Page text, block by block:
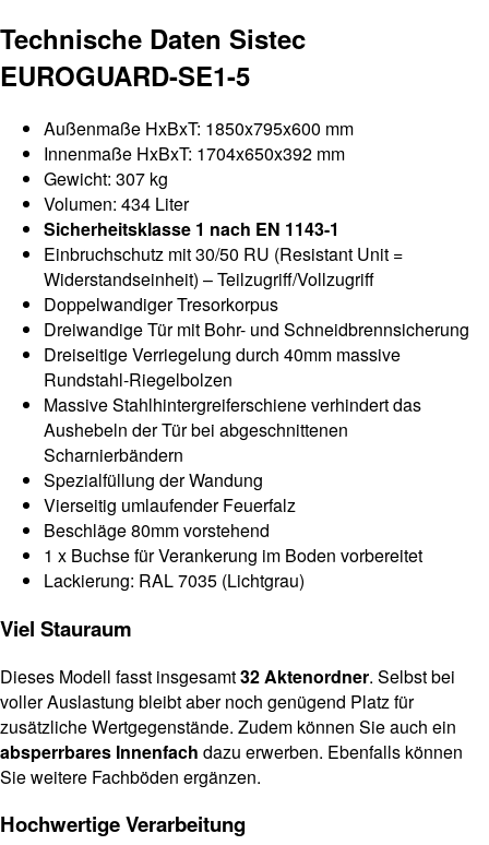
Technische Daten Sistec
EUROGUARD-SE1-5
Außenmaße HxBxT: 1850x795x600 mm
Innenmaße HxBxT: 1704x650x392 mm
Gewicht: 307 kg
Volumen: 434 Liter
Sicherheitsklasse 1 nach EN 1143-1
Einbruchschutz mit 30/50 RU (Resistant Unit =
Widerstandseinheit) – Teilzugriff/Vollzugriff
Doppelwandiger Tresorkorpus
Dreiwandige Tür mit Bohr- und Schneidbrennsicherung
Dreiseitige Verriegelung durch 40mm massive
Rundstahl-Riegelbolzen
Massive Stahlhintergreiferschiene verhindert das
Aushebeln der Tür bei abgeschnittenen
Scharnierbändern
Spezialfüllung der Wandung
Vierseitig umlaufender Feuerfalz
Beschläge 80mm vorstehend
1 x Buchse für Verankerung im Boden vorbereitet
Lackierung: RAL 7035 (Lichtgrau)
Viel Stauraum
Dieses Modell fasst insgesamt32 Aktenordner. Selbst bei
voller Auslastung bleibt aber noch genügend Platz für
zusätzliche Wertgegenstände. Zudem können Sie auch ein
absperrbares Innenfach dazu erwerben. Ebenfalls können
Sie weitere Fachböden ergänzen.
Hochwertige Verarbeitung